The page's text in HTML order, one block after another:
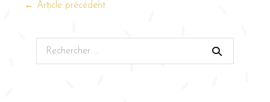
← Article précédent